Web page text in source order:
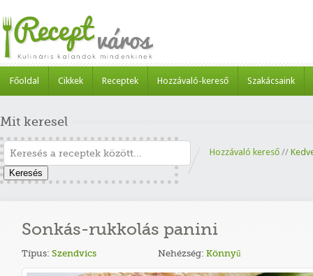
Főoldal Cikkek Receptek Hozzávaló-kereső Szakácsaink
Mit keresel
Keresés
Hozzávaló kereső //
Sonkás-rukkolás panini
Típus: Szendvics Nehézség: Könnyű